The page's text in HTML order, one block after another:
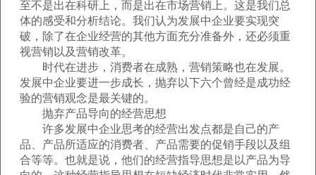
至不是出在科研上，而是出在市场营销上。这是我们总
体的感受和分析结论。我们认为发展中企业要实现突
破，除了在企业经营的其他方面充分准备外，还必须重
视营销以及营销改革。
时代在进步，消费者在成熟，营销策略也在发展。
发展中企业要进一步成长，抛弃以下六个曾经是成功经
验的营销观念是最关键的。
抛弃产品导向的经营思想
许多发展中企业思考的经营出发点都是自己的产
品、产品所适应的消费者、产品需要的促销手段以及组
合等等。也就是说，他们的经营指导思想是以产品为导